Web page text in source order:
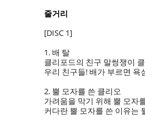
줄거리
[DISC 1]
1. 배 탈
클리포드의 친구 말썽쟁이
우리 친구들! 배가 부르면
2. 뿔 모자를 쓴 클리오
가려움을 막기 위해 뿔 모자
커다란 뿔 모자를 쓴 이유는